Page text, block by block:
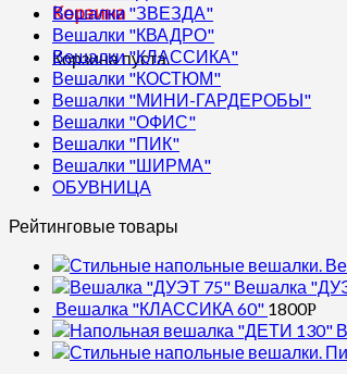
Корзина
Корзина пуста.
Вешалки "ЗВЕЗДА"
Вешалки "КВАДРО"
Вешалки "КЛАССИКА"
Вешалки "КОСТЮМ"
Вешалки "МИНИ-ГАРДЕРОБЫ"
Вешалки "ОФИС"
Вешалки "ПИК"
Вешалки "ШИРМА"
ОБУВНИЦА
Рейтинговые товары
Вешалка
Вешалка "КЛАССИКА 60" 1800Р